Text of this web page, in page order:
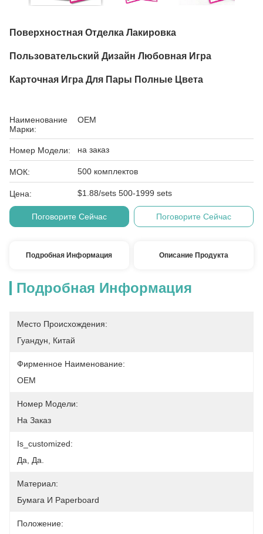
Поверхностная Отделка Лакировка
Пользовательский Дизайн Любовная Игра
Карточная Игра Для Пары Полные Цвета
Наименование
Марки:
OEM
Номер Модели: на заказ
МОК: 500 комплектов
Цена: $1.88/sets 500-1999 sets
Поговорите Сейчас Поговорите Сейчас
Подробная Информация Описание Продукта
Подробная Информация
Место Происхождения:
Гуандун, Китай
Фирменное Наименование:
OEM
Номер Модели:
На Заказ
Is_customized:
Да, Да.
Материал:
Бумага И Paperboard
Положение: